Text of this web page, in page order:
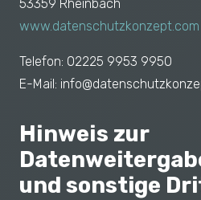
53359 Rheinbach
www.datenschutzkonzept.com
Telefon: 02225 9953 9950
E-Mail:
Hinweis zur
und sonstige